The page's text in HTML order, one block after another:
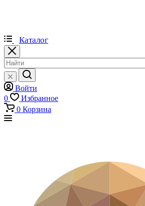
Каталог
Войти
0
Избранное
0 Корзина